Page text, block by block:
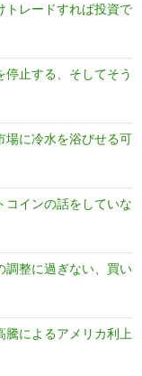
トレードすれば投資で
止する、そしてそう
場に冷水を浴びせる可
コインの話をしていな
調整に過ぎない、買い
騰によるアメリカ利上